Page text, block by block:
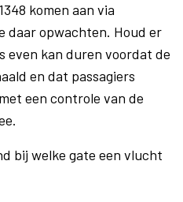
komen aan via
daar opwachten. Houd er
even kan duren voordat de
en dat passagiers
een controle van de
bij welke gate een vlucht